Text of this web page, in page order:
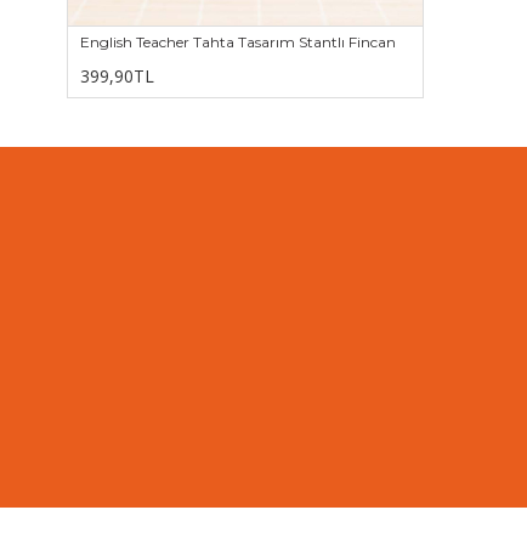
English Teacher Tahta Tasarım Stantlı Fincan
399,90TL